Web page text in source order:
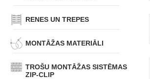
RENES UN TREPES
MONTĀŽAS MATERIĀLI
TROŠU MONTĀŽAS SISTĒMAS
ZIP-CLIP